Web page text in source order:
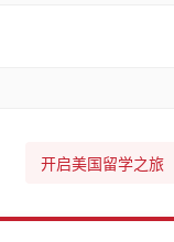
开启美国留学之旅